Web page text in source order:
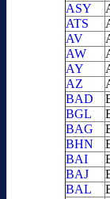
ASY
ATS
AV
AW
AY
AZ
BAD
BGL
BAG
BHN
BAI
BAJ
BAL